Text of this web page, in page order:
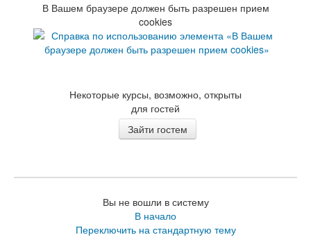
В Вашем браузере должен быть разрешен прием
cookies
Некоторые курсы, возможно, открыты
для гостей
Вы не вошли в систему
В начало
Переключить на стандартную тему